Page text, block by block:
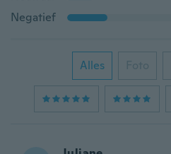
Negatief
Alles Foto